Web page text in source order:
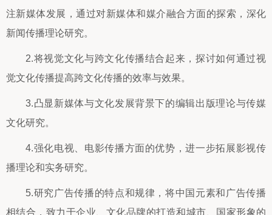
注新媒体发展，通过对新媒体和媒介融合方面的探索，深化
新闻传播理论研究。
2.将视觉文化与跨文化传播结合起来，探讨如何通过视
觉文化传播提高跨文化传播的效率与效果。
3.凸显新媒体与文化发展背景下的编辑出版理论与传媒
文化研究。
4.强化电视、电影传播方面的优势，进一步拓展影视传
播理论和实务研究。
5.研究广告传播的特点和规律，将中国元素和广告传播
相结合，致力于企业、文化品牌的打造和城市、国家形象的